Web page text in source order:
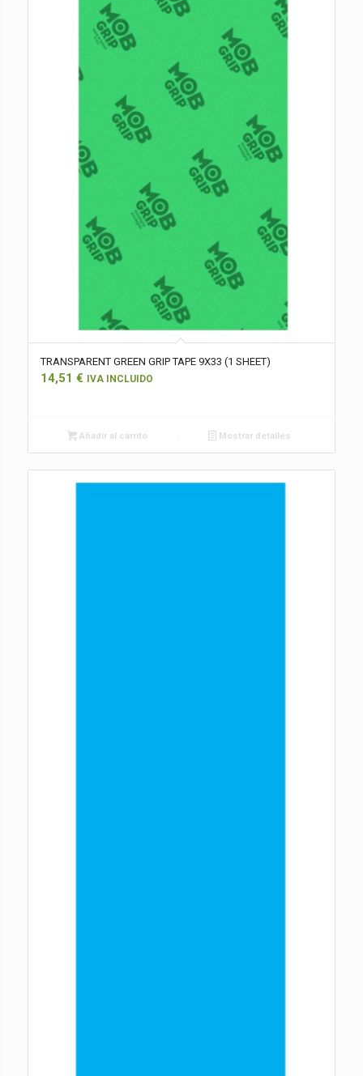
TRANSPARENT GREEN GRIP TAPE 9X33 (1 SHEET)
14,51 € IVA INCLUIDO
Añadir al carrito Mostrar detalles